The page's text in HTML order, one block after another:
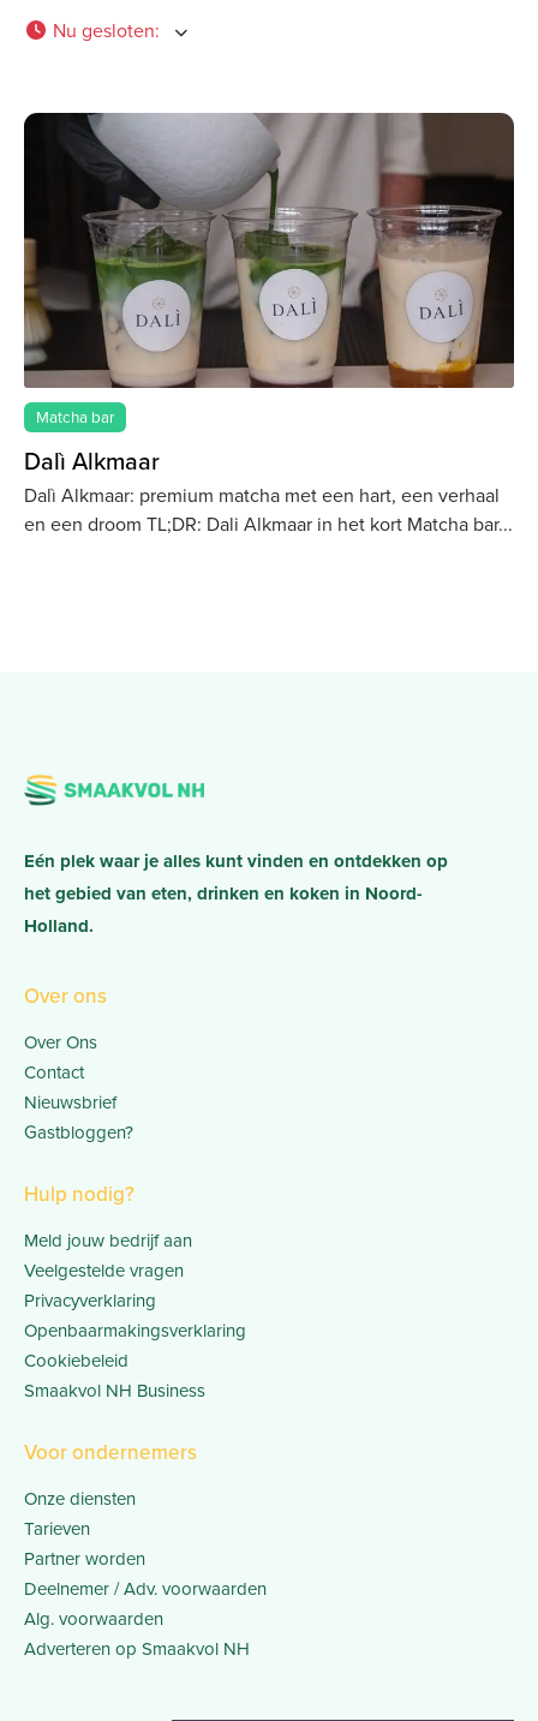
Nu gesloten:
Matcha bar
Dalì Alkmaar
Dalì Alkmaar: premium matcha met een hart, een verhaal
en een droom TL;DR: Dali Alkmaar in het kort Matcha bar
Eén plek waar je alles kunt vinden en ontdekken op
het gebied van eten, drinken en koken in Noord-
Holland.
Over ons
Over Ons
Contact
Nieuwsbrief
Gastbloggen?
Hulp nodig?
Meld jouw bedrijf aan
Veelgestelde vragen
Privacyverklaring
Openbaarmakingsverklaring
Cookiebeleid
Smaakvol NH Business
Voor ondernemers
Onze diensten
Tarieven
Partner worden
Deelnemer / Adv. voorwaarden
Alg. voorwaarden
Adverteren op Smaakvol NH